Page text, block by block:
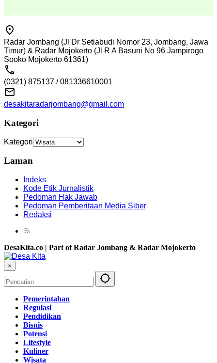
Radar Jombang (Jl Dr Setiabudi Nomor 23, Jombang, Jawa
Timur) & Radar Mojokerto (Jl R A Basuni No 96 Jampirogo
Sooko Mojokerto 61361)
(0321) 875137 / 081336610001
desakitaradarjombang@gmail.com
Kategori
Kategori
Laman
Indeks
Kode Etik Jurnalistik
Pedoman Hak Jawab
Pedoman Pemberitaan Media Siber
Redaksi
DesaKita.co | Part of Radar Jombang & Radar Mojokerto
×
Pemerintahan
Regulasi
Pendidikan
Bisnis
Potensi
Lifestyle
Kuliner
Wisata